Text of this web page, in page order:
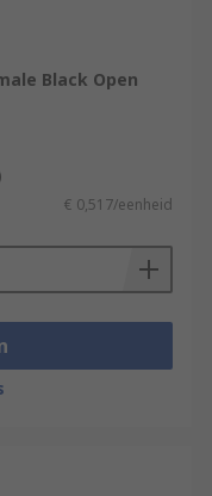
Black Open
€ 0,517/eenheid